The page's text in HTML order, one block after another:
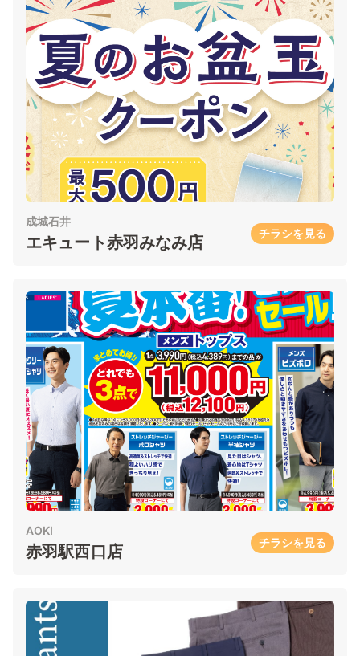
成城石井
エキュート赤羽みなみ店 チラシを見る
AOKI
赤羽駅西口店 チラシを見る